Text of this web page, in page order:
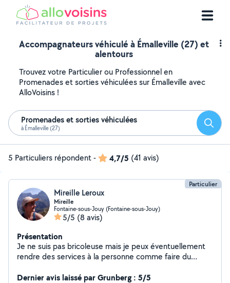
Accompagnateurs véhiculé à Émalleville (27) et
alentours
Trouvez votre Particulier ou Professionnel en
Promenades et sorties véhiculées sur Émalleville avec
AlloVoisins !
Promenades et sorties véhiculées
à Émalleville (27)
5 Particuliers répondent- 4,7/5 (41 avis)
Particulier
Mireille Leroux
Mireille
Fontaine-sous-Jouy (Fontaine-sous-Jouy)
5/5 (8 avis)
Présentation
Je ne suis pas bricoleuse mais je peux éventuellement
rendre des services à la personne comme faire du
agées....Et bien sûr les animaux.
Dernier avis laissé par Grunberg : 5/5